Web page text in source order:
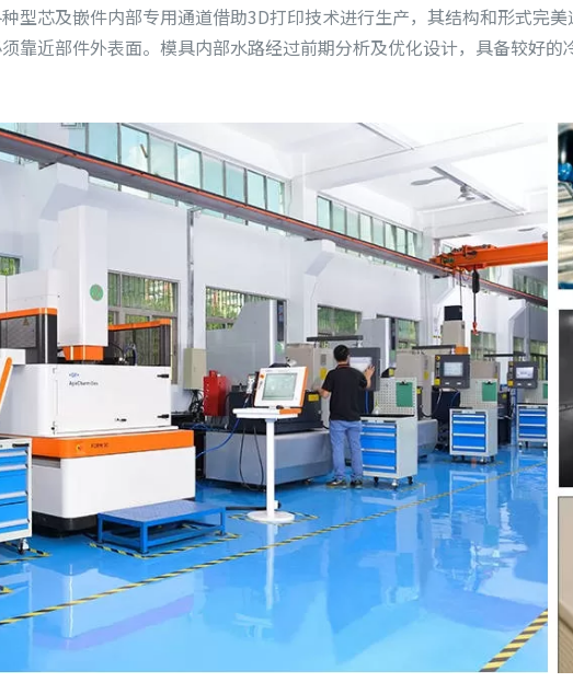
型芯及嵌件内部专用通道借助3D打印技术进行生产，其结构和形式完
靠近部件外表面。模具内部水路经过前期分析及优化设计，具备较好的